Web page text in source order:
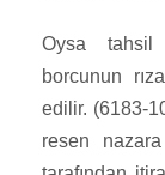
Oysa tahsil
borcunun
edilir. (6183-
resen